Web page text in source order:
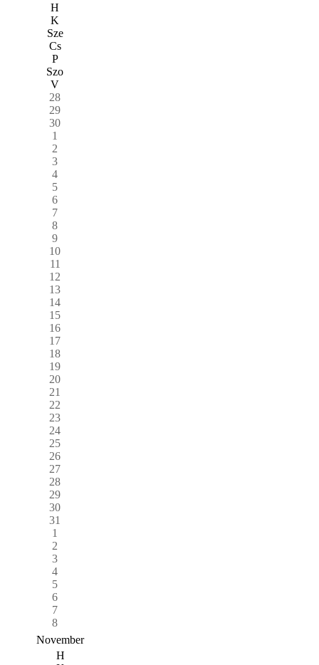
H
K
Sze
Cs
P
Szo
V
28
29
30
1
2
3
4
5
6
7
8
9
10
11
12
13
14
15
16
17
18
19
20
21
22
23
24
25
26
27
28
29
30
31
1
2
3
4
5
6
7
8
November
H